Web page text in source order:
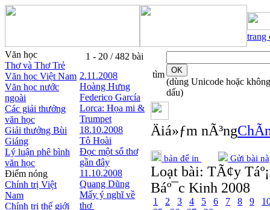
trang
Văn học
Thơ và Thơ Trẻ
Văn học Việt Nam
Văn học nước
ngoài
Các giải thưởng
văn học
Giải thưởng Bùi
Giáng
Lý luận phê bình
văn học
Điểm nóng
Chính trị Việt
Nam
Chính trị thế giới
1 - 20 / 482 bài
2.11.2008
Hoàng Hưng
Federico García
Lorca: Họa mi &
Trumpet
18.10.2008
Tô Hoài
Đọc một số thơ
gần đây
11.10.2008
Quang Dũng
Mấy ý nghĩ về
thơ
tìm
(dùng Unicode hoặc không
dấu)
Äiá»ƒm nÃ³ng
bản để in Gửi bài
Loạt bài: TÃ¢y
Báº¯c Kinh 2008
1 2 3 4 5 6 7 8 9